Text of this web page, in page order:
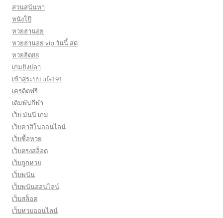
สวนสุนันทา
หนังโป๊
หวยฮานอย
หวยฮานอย vip วันนี้ สด
หวยฮิต88
เกมยิงปลา
เข้าสู่ระบบ ufa191
เครดิตฟรี
เดิมพันกีฬา
เว็บ มันนี่ เกม
เว็บคาสิโนออนไลน์
เว็บซื้อหวย
เว็บตรงสล็อต
เว็บถูกหวย
เว็บพนัน
เว็บพนันออนไลน์
เว็บสล็อต
เว็บหวยออนไลน์